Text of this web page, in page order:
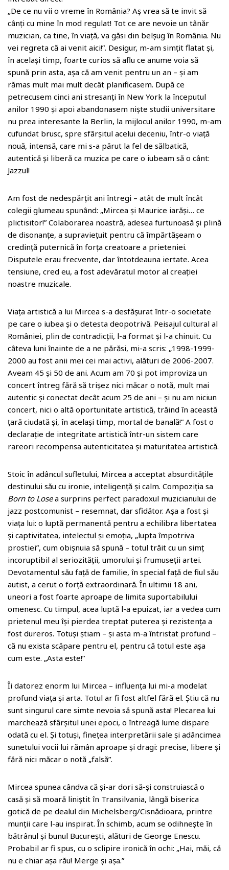
„De ce nu vii o vreme în România? Aș vrea să te invit să
cânți cu mine în mod regulat! Tot ce are nevoie un tânăr
muzician, ca tine, în viață, va găsi din belșug în România. Nu
vei regreta că ai venit aici!”. Desigur, m-am simțit flatat și,
în același timp, foarte curios să aflu ce anume voia să
spună prin asta, așa că am venit pentru un an – și am
rămas mult mai mult decât planificasem. După ce
petrecusem cinci ani stresanți în New York la începutul
anilor 1990 și apoi abandonasem niște studii universitare
nu prea interesante la Berlin, la mijlocul anilor 1990, m-am
cufundat brusc, spre sfârșitul acelui deceniu, într-o viață
nouă, intensă, care mi s-a părut la fel de sălbatică,
autentică și liberă ca muzica pe care o iubeam să o cânt:
Jazzul!
Am fost de nedespărțit ani întregi – atât de mult încât
colegii glumeau spunând: „Mircea și Maurice iarăși… ce
plictisitor!” Colaborarea noastră, adesea furtunoasă și plină
de disonanțe, a supraviețuit pentru că împărtășeam o
credință puternică în forța creatoare a prieteniei.
Disputele erau frecvente, dar întotdeauna iertate. Acea
tensiune, cred eu, a fost adevăratul motor al creației
noastre muzicale.
Viața artistică a lui Mircea s-a desfășurat într-o societate
pe care o iubea și o detesta deopotrivă. Peisajul cultural al
României, plin de contradicții, l-a format și l-a chinuit. Cu
câteva luni înainte de a ne părăsi, mi-a scris: „1998-1999-
2000 au fost anii mei cei mai activi, alături de 2006-2007.
Aveam 45 și 50 de ani. Acum am 70 și pot improviza un
concert întreg fără să trișez nici măcar o notă, mult mai
autentic și conectat decât acum 25 de ani – și nu am niciun
concert, nici o altă oportunitate artistică, trăind în această
țară ciudată și, în același timp, mortal de banală!” A fost o
declarație de integritate artistică într-un sistem care
rareori recompensa autenticitatea și maturitatea artistică.
Stoic în adâncul sufletului, Mircea a acceptat absurditățile
destinului său cu ironie, inteligență și calm. Compoziția sa
Born to Losea surprins perfect paradoxul muzicianului de
jazz postcomunist – resemnat, dar sfidător. Așa a fost și
viața lui: o luptă permanentă pentru a echilibra libertatea
și captivitatea, intelectul și emoția, „lupta împotriva
prostiei”, cum obișnuia să spună – totul trăit cu un simț
incoruptibil al seriozității, umorului și frumuseții artei.
Devotamentul său față de familie, în special față de fiul său
autist, a cerut o forță extraordinară. În ultimii 18 ani,
uneori a fost foarte aproape de limita suportabilului
omenesc. Cu timpul, acea luptă l-a epuizat, iar a vedea cum
prietenul meu își pierdea treptat puterea și rezistența a
fost dureros. Totuși știam – și asta m-a întristat profund –
că nu exista scăpare pentru el, pentru că totul este așa
cum este. „Asta este!”
Îi datorez enorm lui Mircea – influența lui mi-a modelat
profund viața și arta. Totul ar fi fost altfel fără el. Știu că nu
sunt singurul care simte nevoia să spună asta! Plecarea lui
marchează sfârșitul unei epoci, o întreagă lume dispare
odată cu el. Și totuși, finețea interpretării sale și adâncimea
sunetului vocii lui rămân aproape și dragi: precise, libere și
fără nici măcar o notă „falsă”.
Mircea spunea cândva că și-ar dori să-și construiască o
casă și să moară liniștit în Transilvania, lângă biserica
gotică de pe dealul din Michelsberg/Cisnădioara, printre
munții care l-au inspirat. În schimb, acum se odihnește în
bătrânul și bunul București, alături de George Enescu.
Probabil ar fi spus, cu o sclipire ironică în ochi: „Hai, măi, că
nu e chiar așa rău! Merge și așa.”